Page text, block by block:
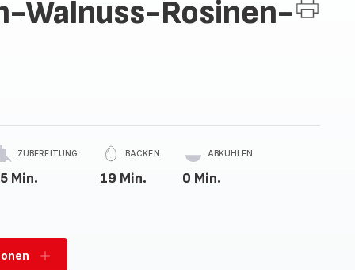
Walnuss-Rosinen-
ZUBEREITUNG
Min.
BACKEN
19 Min.
ABKÜHLEN
0 Min.
Personen